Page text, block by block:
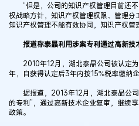
“但是，公司的知识产权管理目前还不
权战略方针，知识产权管理权限、管理
知识产权管理不能有效协同，知识产权管
报道称泰晶利用涉案专利通过高新技
2010年12月，湖北泰晶公司被认定为
年，自获得认定后3年内按15%税率缴纳
据报道，2013年12月，湖北泰晶公司
的专利”，通过高新技术企业复审，继续
政策。